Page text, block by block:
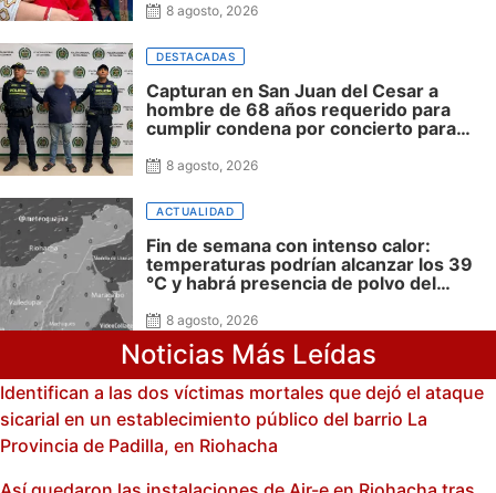
8 agosto, 2026
DESTACADAS
Capturan en San Juan del Cesar a
hombre de 68 años requerido para
cumplir condena por concierto para
8 agosto, 2026
ACTUALIDAD
Fin de semana con intenso calor:
temperaturas podrían alcanzar los 39
°C y habrá presencia de polvo del
8 agosto, 2026
Noticias Más Leídas
Identifican a las dos víctimas mortales que dejó el ataque
sicarial en un establecimiento público del barrio La
Provincia de Padilla, en Riohacha